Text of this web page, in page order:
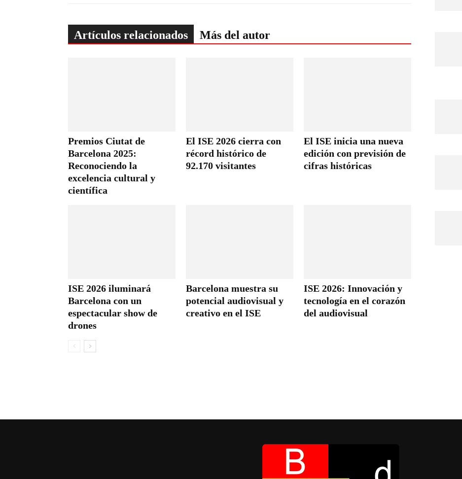
Artículos relacionados Más del autor
Premios Ciutat de
Barcelona 2025:
Reconociendo la
excelencia cultural y
científica
El ISE 2026 cierra con
récord histórico de
92.170 visitantes
El ISE inicia una nueva
edición con previsión de
cifras históricas
ISE 2026 iluminará
Barcelona con un
espectacular show de
drones
Barcelona muestra su
potencial audiovisual y
creativo en el ISE
ISE 2026: Innovación y
tecnología en el corazón
del audiovisual